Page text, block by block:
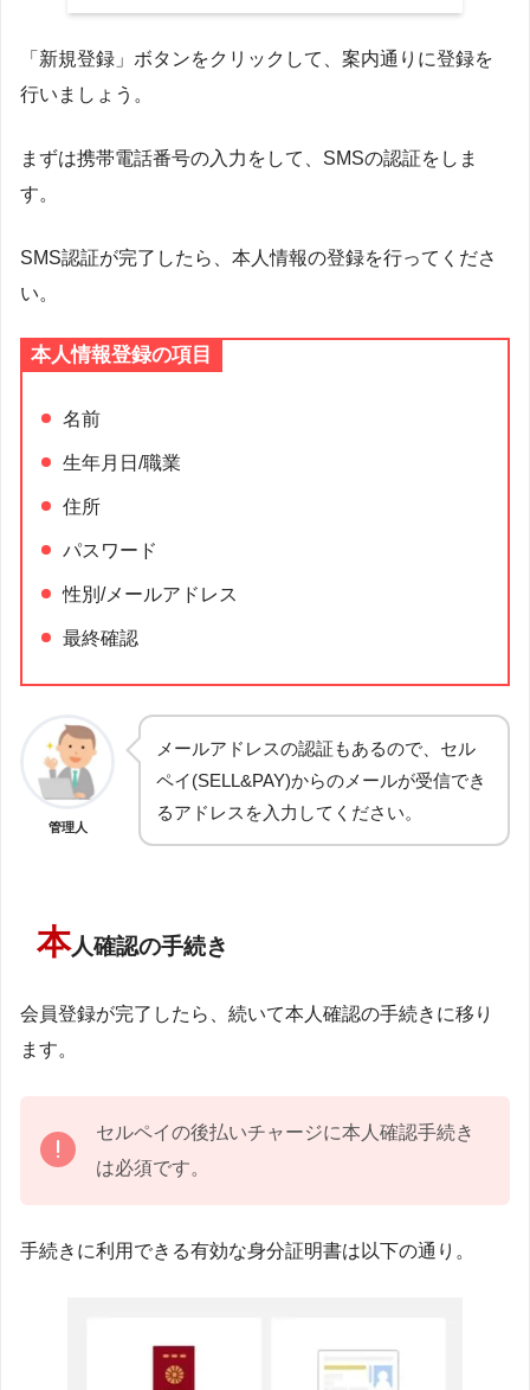
「新規登録」ボタンをクリックして、案内通りに登録を
行いましょう。
まずは携帯電話番号の入力をして、SMSの認証をしま
す。
SMS認証が完了したら、本人情報の登録を行ってくださ
い。
本人情報登録の項目
名前
生年月日/職業
住所
パスワード
性別/メールアドレス
最終確認
管理人
メールアドレスの認証もあるので、セル
ペイ(SELL&PAY)からのメールが受信でき
るアドレスを入力してください。
本人確認の手続き
会員登録が完了したら、続いて本人確認の手続きに移り
ます。
セルペイの後払いチャージに本人確認手続き
は必須です。
手続きに利用できる有効な身分証明書は以下の通り。